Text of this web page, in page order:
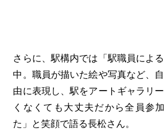
さらに、駅構内では「駅職員によ
中。職員が描いた絵や写真など、
由に表現し、駅をアートギャラリ
くなくても大丈夫だから全員参
た」と笑顔で語る長松さん。